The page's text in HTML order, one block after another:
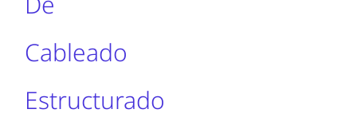
Cableado
Estructurado